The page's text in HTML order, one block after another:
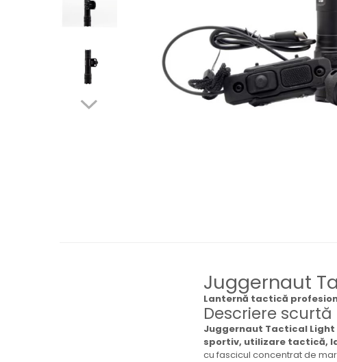
Fortele de Ordine Publica
Toc Baston Telescopic
Accesorii ORPAZ
Juggernaut
Lanternă tactică
Descriere scurtă
Juggernaut Tactical Light
sportiv, utilizare tactică,
cu fascicul concentrat de